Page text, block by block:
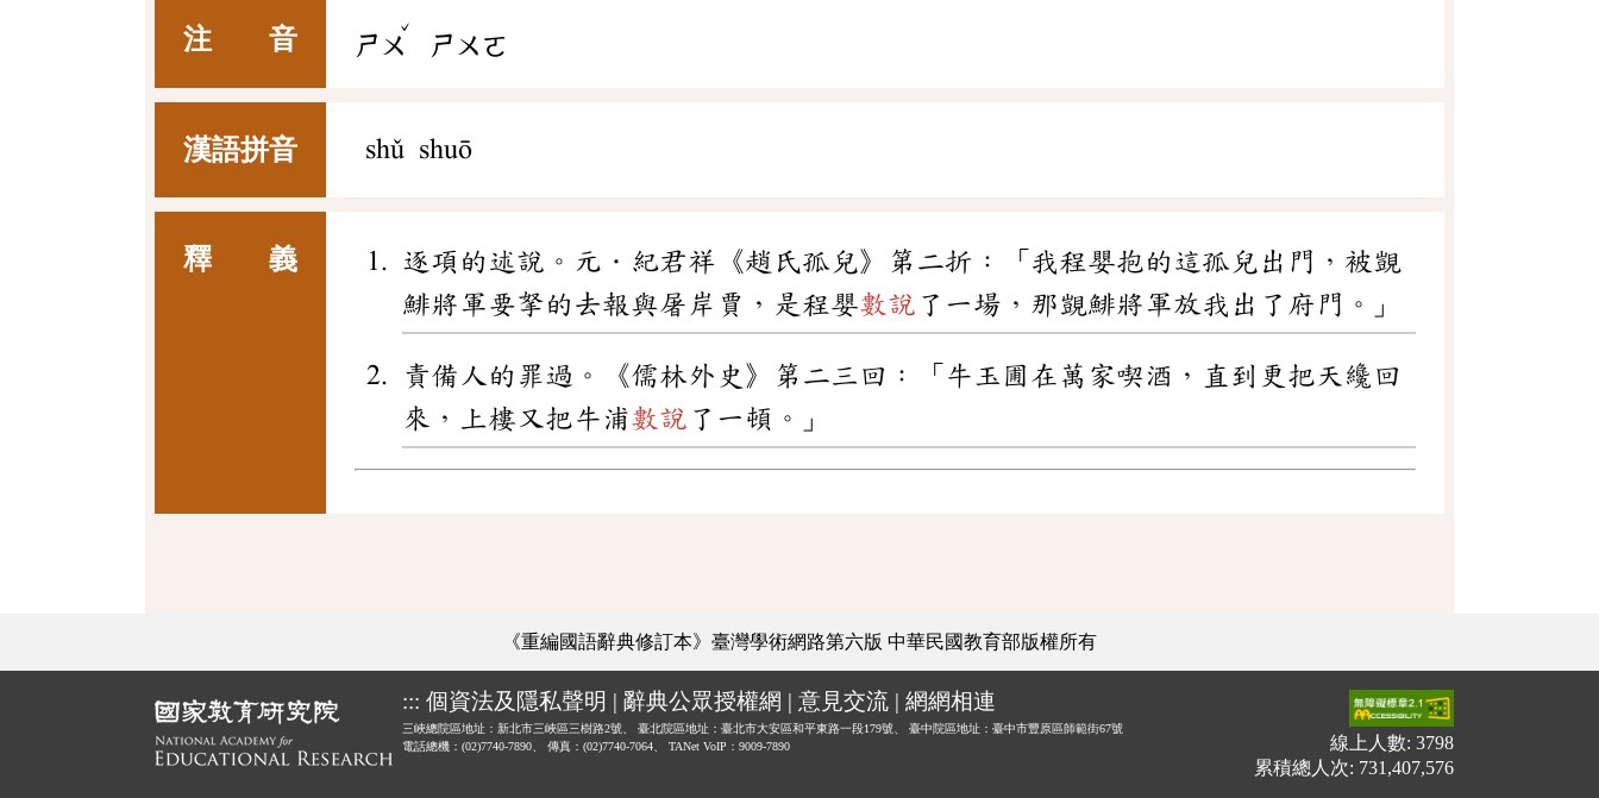
注 音 ㄕㄨ
ˇ
ㄕㄨㄛ
漢語拼音 shǔ shuō
釋 義
逐項的述說。元．紀君祥《趙氏孤兒》第二折：「我程嬰抱的這孤兒出門，被覬
鯡將軍要拏的去報與屠岸賈，是程嬰數說 了一場，那覬鯡將軍放我出了府門。」
責備人的罪過。《儒林外史》第二三回：「牛玉圃在萬家喫酒，直到更把天纔回
來，上樓又把牛浦數說 了一頓。」
《重編國語辭典修訂本》臺灣學術網路第六版 中華民國教育部版權所有
::: 個資法及隱私聲明 | 辭典公眾授權網 | 意見交流 | 網網相連
三峽總院區地址：新北市三峽區三樹路2號、 臺北院區地址：臺北市大安區和平東路一段179號、
臺中院區地址：臺中市豐原區師範街67號
電話總機：(02)7740-7890、
傳真：(02)7740-7064、 TANet VoIP：9009-7890
線上人數: 3798
累積總人次: 731,407,576